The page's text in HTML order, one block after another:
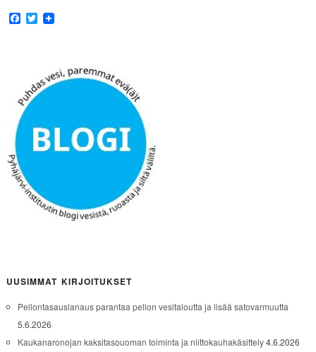
Facebook
Twitter
UUSIMMAT KIRJOITUKSET
Pellontasauslanaus parantaa pellon vesitaloutta ja lisää satovarmuutta
5.6.2026
Kaukanaronojan kaksitasouoman toiminta ja niittokauhakäsittely4.6.2026